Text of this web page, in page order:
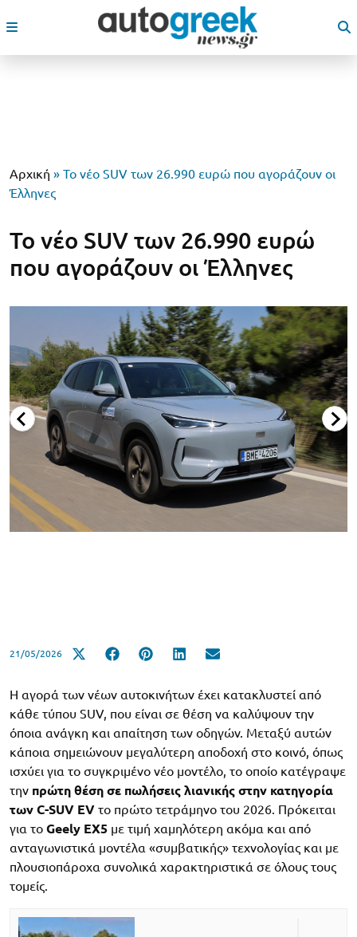
Αρχική » Το νέο SUV των 26.990 ευρώ που αγοράζουν οι
Έλληνες
Το νέο SUV των 26.990 ευρώ
που αγοράζουν οι Έλληνες
21/05/2026
Η αγορά των νέων αυτοκινήτων έχει κατακλυστεί από
κάθε τύπου SUV, που είναι σε θέση να καλύψουν την
όποια ανάγκη και απαίτηση των οδηγών. Μεταξύ αυτών
κάποια σημειώνουν μεγαλύτερη αποδοχή στο κοινό, όπως
ισχύει για το συγκριμένο νέο μοντέλο, το οποίο κατέγραψε
την πρώτη θέση σε πωλήσεις λιανικής στην κατηγορία
των C-SUV EV το πρώτο τετράμηνο του 2026. Πρόκειται
για το Geely EX5 με τιμή χαμηλότερη ακόμα και από
ανταγωνιστικά μοντέλα «συμβατικής» τεχνολογίας και με
πλουσιοπάροχα συνολικά χαρακτηριστικά σε όλους τους
τομείς.